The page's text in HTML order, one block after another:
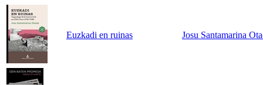
Euzkadi en ruinas Josu Santamarina